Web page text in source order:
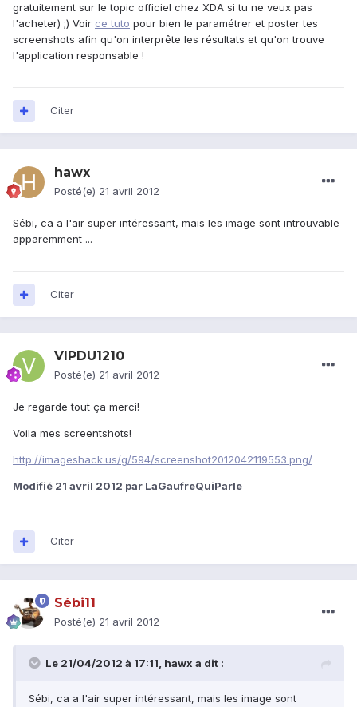
gratuitement sur le topic officiel chez XDA si tu ne veux pas
l'acheter) ;) Voir ce tuto pour bien le paramétrer et poster tes
screenshots afin qu'on interprête les résultats et qu'on trouve
l'application responsable !
Citer
hawx
Posté(e) 21 avril 2012
Sébi, ca a l'air super intéressant, mais les image sont introuvable
apparemment ...
Citer
VIPDU1210
Posté(e) 21 avril 2012
Je regarde tout ça merci!
Voila mes screentshots!
http://imageshack.us/g/594/screenshot2012042119553.png/
Modifié 21 avril 2012 par LaGaufreQuiParle
Citer
Sébi11
Posté(e) 21 avril 2012
Le 21/04/2012 à 17:11, hawx a dit :
Sébi, ca a l'air super intéressant, mais les image sont